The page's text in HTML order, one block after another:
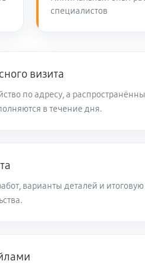
50 минут
40 минут
50 минут
60 минут
специалистов
визита
по адресу, а
в течение дня.
варианты деталей и